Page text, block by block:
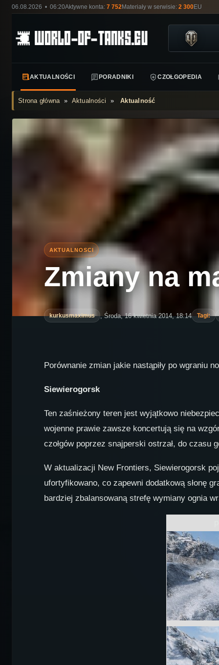
06.08.2026 • 06:20Aktywne konta: 7 752Materiały w serwisie: 2 300EU
AKTUALNOŚCI PORADNIKI CZOŁGOPEDIA
Strona główna» Aktualności »Aktualność
Zmiany na
kurkusmaximus , Środa, 16 kwietnia 2014, 18:14 Tagi:
Porównanie zmian jakie nastąpiły po wgraniu
Siewierogorsk
Ten zaśnieżony teren jest wyjątkowo
wojenne prawie zawsze koncertują się na
czołgów poprzez snajperski ostrzał, do czasu
W aktualizacji New Frontiers, Siewierogorsk
ufortyfikowano, co zapewni dodatkową słonę
bardziej zbalansowaną strefę wymiany ognia